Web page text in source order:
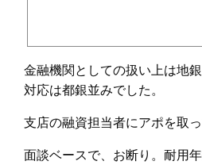
金融機関としての扱い上は地
対応は都銀並みでした。
支店の融資担当者にアポを取っ
面談ベースで、お断り。耐用